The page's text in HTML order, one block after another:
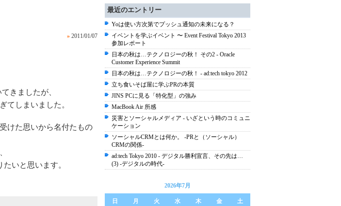
» 2011/01/07
きましたが、
てしまいました。
けた思いから名付たもの
いと思います。
最近のエントリー
Yoは使い方次第でプッシュ通知の未来になる？
イベントを学ぶイベント 〜 Event Festival Tokyo 2013
参加レポート
日本の秋は…テクノロジーの秋！ その2 - Oracle
Customer Experience Summit
日本の秋は…テクノロジーの秋！ - ad:tech tokyo 2012
立ち食いそば屋に学ぶPRの本質
JINS PCに見る「特化型」の強み
MacBook Air 所感
災害とソーシャルメディア - いざという時のコミュニ
ケーション
ソーシャルCRMとは何か。 -PRと（ソーシャル）
CRMの関係-
ad:tech Tokyo 2010 - デジタル勝利宣言、その先は…
(3) -デジタルの時代-
2026年7月
日 月 火 水 木 金 土